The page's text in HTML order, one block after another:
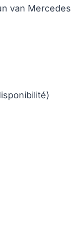
van Mercedes